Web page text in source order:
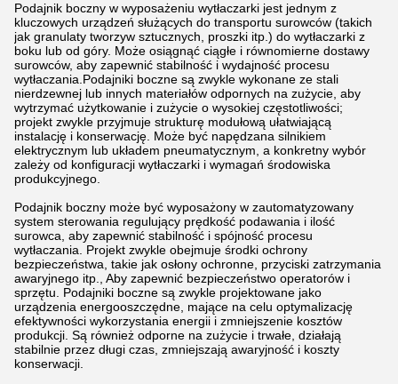
Podajnik boczny w wyposażeniu wytłaczarki jest jednym z
kluczowych urządzeń służących do transportu surowców (takich
jak granulaty tworzyw sztucznych, proszki itp.) do wytłaczarki z
boku lub od góry. Może osiągnąć ciągłe i równomierne dostawy
surowców, aby zapewnić stabilność i wydajność procesu
wytłaczania. Podajniki boczne są zwykle wykonane ze stali
nierdzewnej lub innych materiałów odpornych na zużycie, aby
wytrzymać użytkowanie i zużycie o wysokiej częstotliwości;
projekt zwykle przyjmuje strukturę modułową ułatwiającą
instalację i konserwację. Może być napędzana silnikiem
elektrycznym lub układem pneumatycznym, a konkretny wybór
zależy od konfiguracji wytłaczarki i wymagań środowiska
produkcyjnego.
Podajnik boczny może być wyposażony w zautomatyzowany
system sterowania regulujący prędkość podawania i ilość
surowca, aby zapewnić stabilność i spójność procesu
wytłaczania. Projekt zwykle obejmuje środki ochrony
bezpieczeństwa, takie jak osłony ochronne, przyciski zatrzymania
awaryjnego itp., Aby zapewnić bezpieczeństwo operatorów i
sprzętu. Podajniki boczne są zwykle projektowane jako
urządzenia energooszczędne, mające na celu optymalizację
efektywności wykorzystania energii i zmniejszenie kosztów
produkcji. Są również odporne na zużycie i trwałe, działają
stabilnie przez długi czas, zmniejszają awaryjność i koszty
konserwacji.